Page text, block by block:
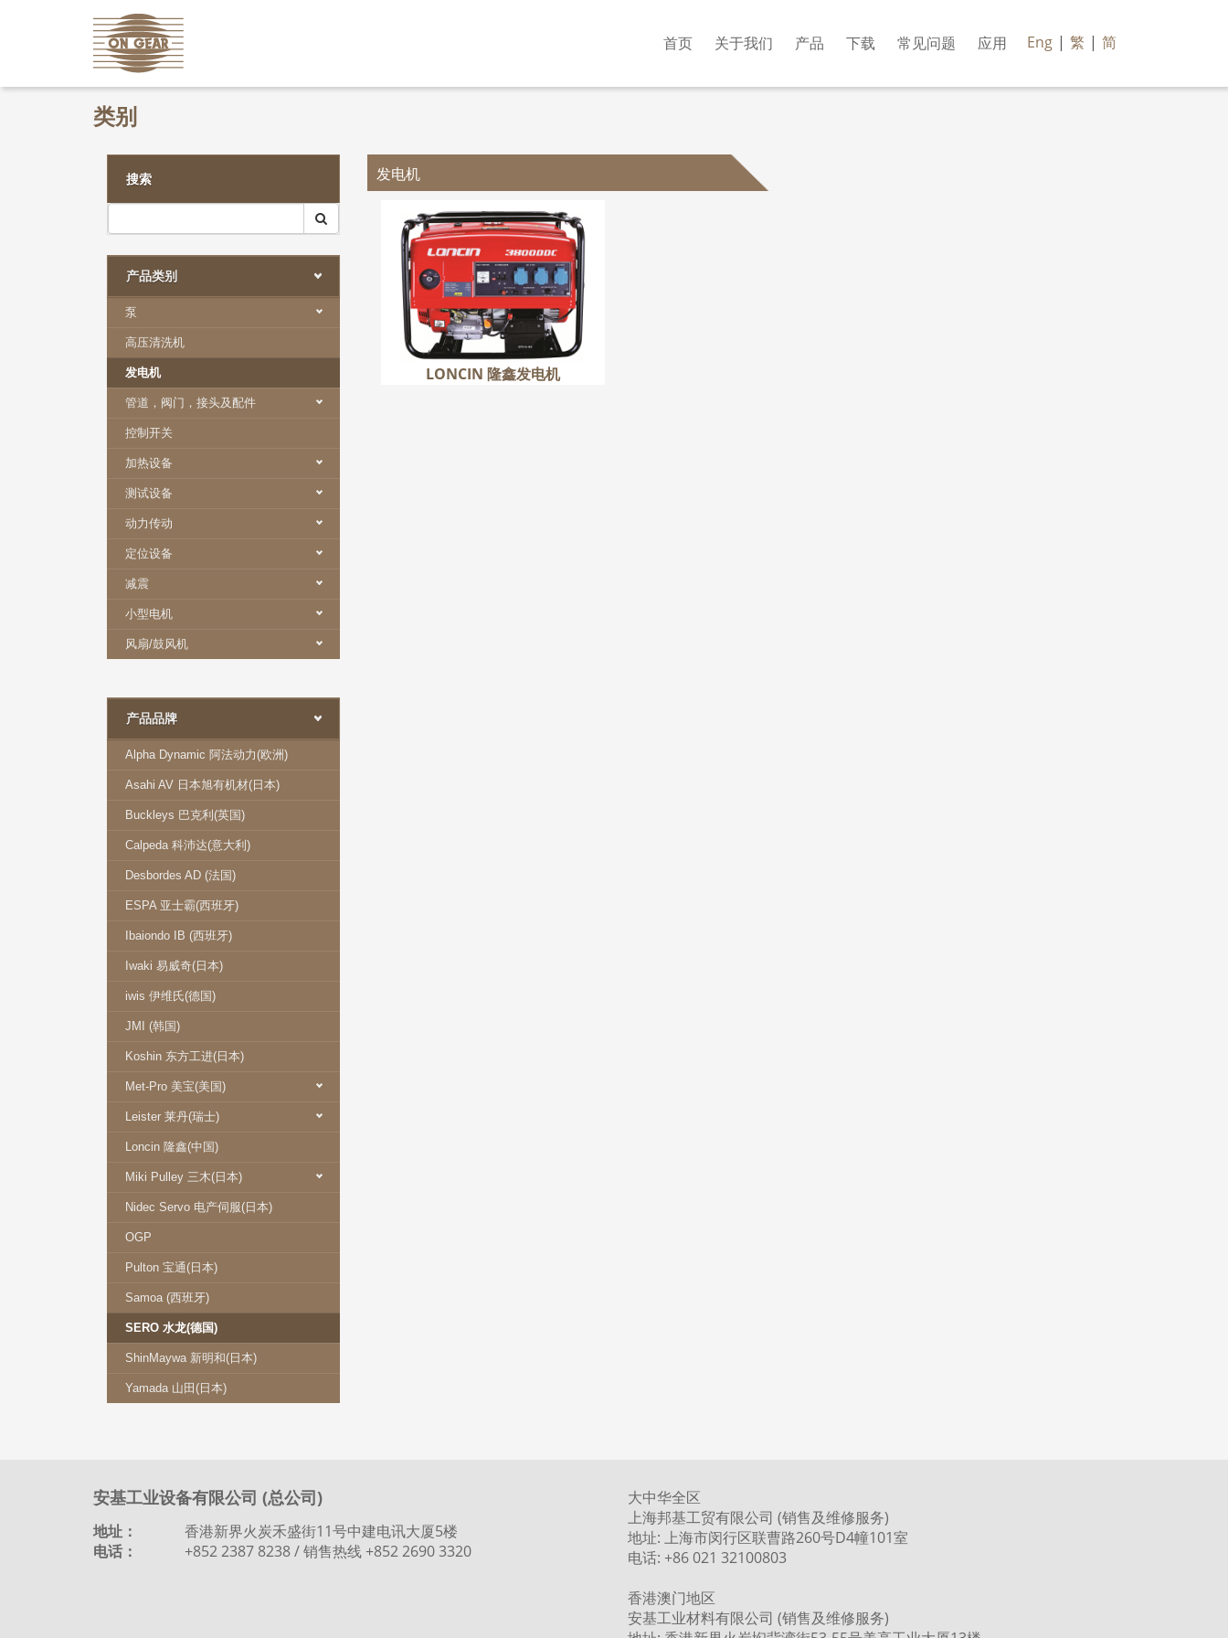
首页 关于我们 产品 下载 常见问题 应用 Eng | 繁 | 简
类别
搜索
产品类别
泵
高压清洗机
发电机
管道，阀门，接头及配件
控制开关
加热设备
测试设备
动力传动
定位设备
减震
小型电机
风扇/鼓风机
产品品牌
Alpha Dynamic 阿法动力(欧洲)
Asahi AV 日本旭有机材(日本)
Buckleys 巴克利(英国)
Calpeda 科沛达(意大利)
Desbordes AD (法国)
ESPA 亚士霸(西班牙)
Ibaiondo IB (西班牙)
Iwaki 易威奇(日本)
iwis 伊维氏(德国)
JMI (韩国)
Koshin 东方工进(日本)
Met-Pro 美宝(美国)
Leister 莱丹(瑞士)
Loncin 隆鑫(中国)
Miki Pulley 三木(日本)
Nidec Servo 电产伺服(日本)
OGP
Pulton 宝通(日本)
Samoa (西班牙)
SERO 水龙(德国)
ShinMaywa 新明和(日本)
Yamada 山田(日本)
发电机
LONCIN 隆鑫发电机
LONCIN 隆鑫发电机
更多
安基工业设备有限公司 (总公司)
地址：
香港新界火炭禾盛街11号中建电讯大厦5楼
电话：
+852 2387 8238 / 销售热线 +852 2690 3320
大中华全区
上海邦基工贸有限公司 (销售及维修服务)
地址: 上海市闵行区联曹路260号D4幢101室
电话: +86 021 32100803
香港澳门地区
安基工业材料有限公司 (销售及维修服务)